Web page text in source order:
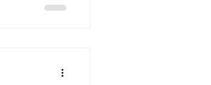
ご確認くださ
だけます。
ご利用いただ